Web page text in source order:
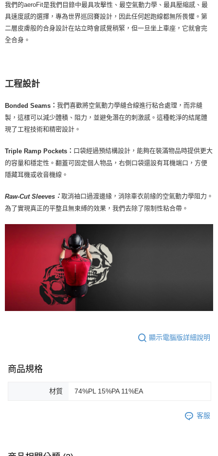
我們的aeroFit是我們目錄中最具攻擊性、最空氣動力學、最具壓縮感、最
具速度感的選擇，專為世界巡回賽設計，因此任何起跑線都無所畏懼。第
二層皮膚般的合身設計在站立時會感覺稍緊，但一旦坐上車座，它就會完
全合身。
工程設計
Bonded Seams ： 我們喜歡將空氣動力學縫合線進行粘合處理，而非縫
製，這樣可以減少體積、阻力，並避免潛在的刺激感。這種乾淨的結尾體
現了工程技術和精密設計。
Triple Ramp Pockets ： 口袋經過預結構設計，能夠在裝滿物品時提供更大
的容量和穩定性。翻蓋可固定個人物品，右側口袋還設有耳機端口，方便
隱藏耳機或收音機線。
Raw-Cut Sleeves ： 取消袖口過渡邊緣，消除車衣前緣的空氣動力學阻力。
為了實現真正的平整且無束縛的效果，我們去除了限制性粘合帶。
顯示電腦版詳細說明
商品規格
材質 74%PL 15%PA 11%EA
客服